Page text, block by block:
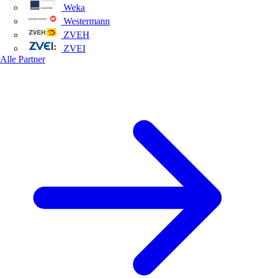
Weka
Westermann
ZVEH
ZVEI
Alle Partner